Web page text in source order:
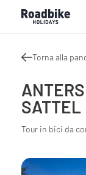
Torna alla
SATTEL
Tour in bici da